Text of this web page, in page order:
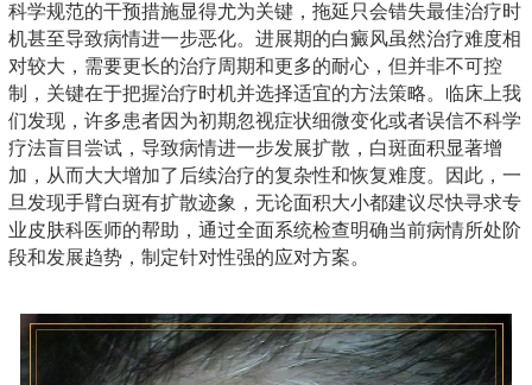
科学规范的干预措施显得尤为关键，拖延只会错失最佳治疗时
机甚至导致病情进一步恶化。进展期的白癜风虽然治疗难度相
对较大，需要更长的治疗周期和更多的耐心，但并非不可控
制，关键在于把握治疗时机并选择适宜的方法策略。临床上我
们发现，许多患者因为初期忽视症状细微变化或者误信不科学
疗法盲目尝试，导致病情进一步发展扩散，白斑面积显著增
加，从而大大增加了后续治疗的复杂性和恢复难度。因此，一
旦发现手臂白斑有扩散迹象，无论面积大小都建议尽快寻求专
业皮肤科医师的帮助，通过全面系统检查明确当前病情所处阶
段和发展趋势，制定针对性强的应对方案。